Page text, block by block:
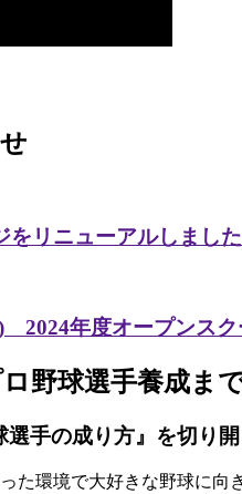
をリニューアルしました
2024年度オープンス
野球選手養成ま
選手の成り方』を切り開
た環境で大好きな野球に向